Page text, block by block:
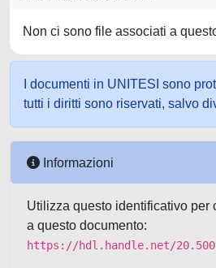
Non ci sono file associati a
I documenti in UNITESI sono
tutti i diritti sono riservati, salvo
Informazioni
Utilizza questo identificativo per
a questo documento:
https://hdl.handle.net/